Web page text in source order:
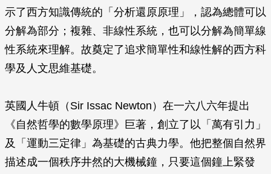
示了西方知識傳統的「分析還原原理」，認為總體可以
分解為部分；複雜、非線性系統，也可以分解為簡單線
性系統來理解。故奠定了追求簡單性和線性解的西方科
學及人文思維基礎。
英國人牛頓（Sir Issac Newton）在一六八六年提出
《自然哲學的數學原理》巨著，創立了以「萬有引力」
及「運動三定律」為基礎的古典力學。他把整個自然界
描述成一個秩序井然的大機械鐘，只要這個鐘上緊發